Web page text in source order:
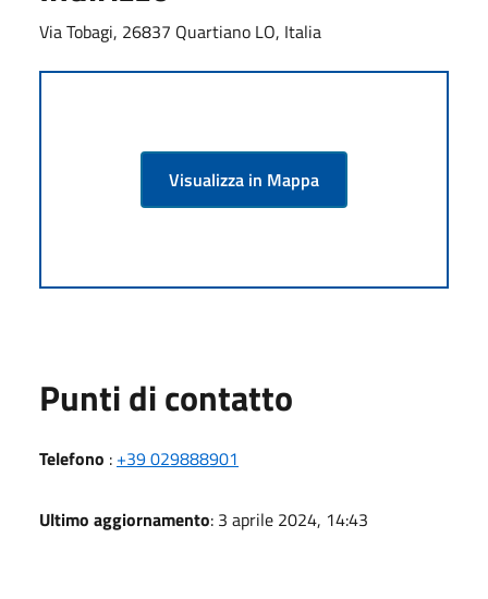
Via Tobagi, 26837 Quartiano LO, Italia
Visualizza in Mappa
Punti di contatto
Telefono : +39 029888901
Ultimo aggiornamento: 3 aprile 2024, 14:43